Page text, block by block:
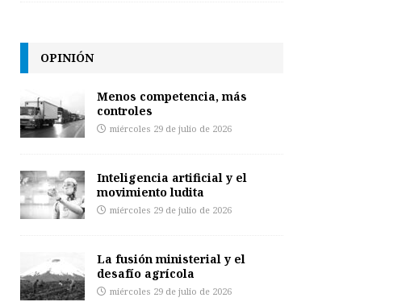
OPINIÓN
Menos competencia, más
controles
miércoles 29 de julio de 2026
Inteligencia artificial y el
movimiento ludita
miércoles 29 de julio de 2026
La fusión ministerial y el
desafío agrícola
miércoles 29 de julio de 2026